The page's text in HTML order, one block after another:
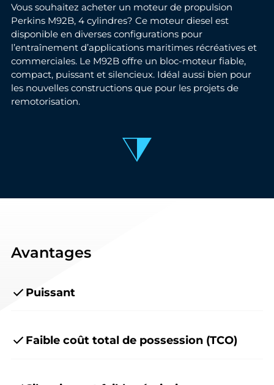
Vous souhaitez acheter un moteur de propulsion
Perkins M92B, 4 cylindres? Ce moteur diesel est
disponible en diverses configurations pour
l’entraînement d’applications maritimes récréatives et
commerciales. Le M92B offre un bloc-moteur fiable,
compact, puissant et silencieux. Idéal aussi bien pour
les nouvelles constructions que pour les projets de
remotorisation.
Avantages
Puissant
Faible coût total de possession (TCO)